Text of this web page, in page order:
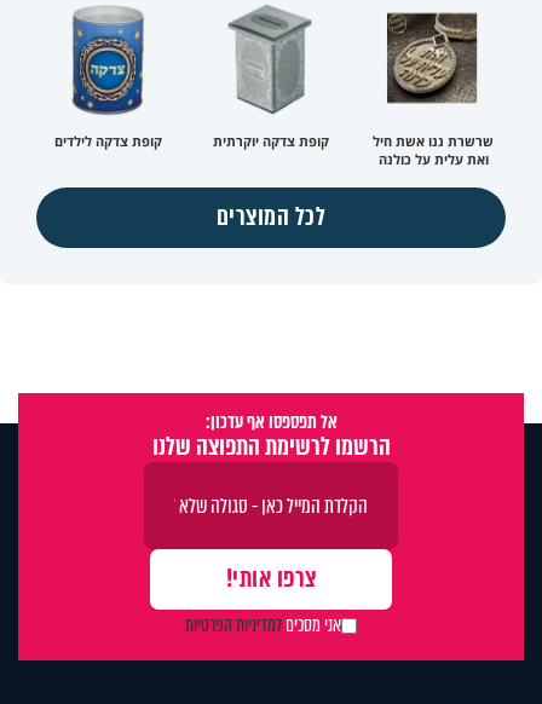
שרשרת ננו אשת חיל
ואת עלית על כולנה
קופת צדקה יוקרתית קופת צדקה לילדים
לכל המוצרים
אל תפספסו אף עדכון:
הרשמו לרשימת התפוצה שלנו
אני מסכיםלמדיניות הפרטיות